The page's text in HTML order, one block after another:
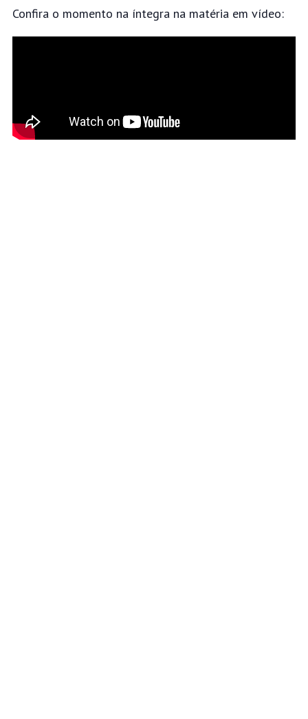
Confira o momento na íntegra na matéria em vídeo: